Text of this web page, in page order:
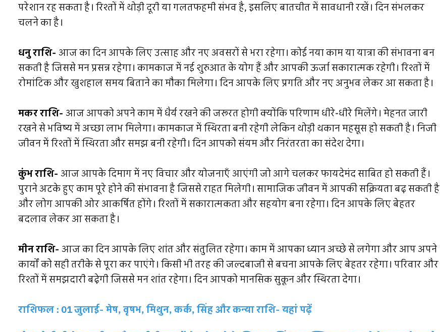
परेशान रह सकता है। रिश्तों में थोड़ी दूरी या गलतफहमी संभव है, इसलिए बातचीत में सावधानी रखें। दिन संभलकर
चलने का है।
धनु राशि- आज का दिन आपके लिए उत्साह और नए अवसरों से भरा रहेगा। कोई नया काम या यात्रा की संभावना बन
सकती है जिससे मन प्रसन्न रहेगा। कामकाज में नई शुरुआत के योग हैं और आपकी ऊर्जा सकारात्मक रहेगी। रिश्तों में
रोमांटिक और खुशहाल समय बिताने का मौका मिलेगा। दिन आपके लिए प्रगति और नए अनुभव लेकर आ सकता है।
मकर राशि- आज आपको अपने काम में धैर्य रखने की जरूरत होगी क्योंकि परिणाम धीरे-धीरे मिलेंगे। मेहनत जारी
रखने से भविष्य में अच्छा लाभ मिलेगा। कामकाज में स्थिरता बनी रहेगी लेकिन थोड़ी थकान महसूस हो सकती है। निजी
जीवन में रिश्तों में स्थिरता और समझ बनी रहेगी। दिन आपको संयम और निरंतरता का संदेश देगा।
कुंभ राशि- आज आपके दिमाग में नए विचार और योजनाएँ आएंगी जो आगे चलकर फायदेमंद साबित हो सकती हैं।
पुराने अटके हुए काम पूरे होने की संभावना है जिससे राहत मिलेगी। सामाजिक जीवन में आपकी सक्रियता बढ़ सकती है
और लोग आपकी ओर आकर्षित होंगे। रिश्तों में सकारात्मकता और सहयोग बना रहेगा। दिन आपके लिए बेहतर
बदलाव लेकर आ सकता है।
मीन राशि- आज का दिन आपके लिए शांत और संतुलित रहेगा। काम में आपका ध्यान अच्छे से लगेगा और आप अपने
कार्यों को सही तरीके से पूरा कर पाएंगे। किसी भी तरह की जल्दबाजी से बचना आपके लिए बेहतर रहेगा। परिवार और
रिश्तों में समझदारी बढ़ेगी जिससे मन शांत रहेगा। दिन आपको मानसिक सुकून और स्थिरता देगा।
राशिफल : 01 जुलाई- मेष, वृषभ, मिथुन, कर्क, सिंह और कन्या राशि- यहां पढ़ें